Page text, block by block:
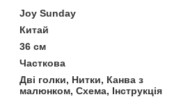
Joy Sunday
Китай
36 см
Часткова
Дві голки, Нитки, Канва з
малюнком, Схема, Інструкція